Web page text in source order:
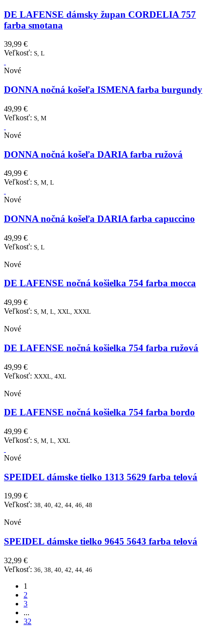
DE LAFENSE dámsky župan CORDELIA 757
farba smotana
39,99 €
Veľkosť: S, L
Nové
DONNA nočná košeľa ISMENA farba burgundy
49,99 €
Veľkosť: S, M
Nové
DONNA nočná košeľa DARIA farba ružová
49,99 €
Veľkosť: S, M, L
Nové
DONNA nočná košeľa DARIA farba capuccino
49,99 €
Veľkosť: S, L
Nové
DE LAFENSE nočná košielka 754 farba mocca
49,99 €
Veľkosť: S, M, L, XXL, XXXL
Nové
DE LAFENSE nočná košielka 754 farba ružová
49,99 €
Veľkosť: XXXL, 4XL
Nové
DE LAFENSE nočná košielka 754 farba bordo
49,99 €
Veľkosť: S, M, L, XXL
Nové
SPEIDEL dámske tielko 1313 5629 farba telová
19,99 €
Veľkosť: 38, 40, 42, 44, 46, 48
Nové
SPEIDEL dámske tielko 9645 5643 farba telová
32,99 €
Veľkosť: 36, 38, 40, 42, 44, 46
1
2
3
...
32